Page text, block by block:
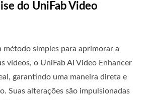
do UniFab Video
método simples para aprimorar a
vídeos, o UniFab AI Video Enhancer
garantindo uma maneira direta e
Suas alterações são impulsionadas